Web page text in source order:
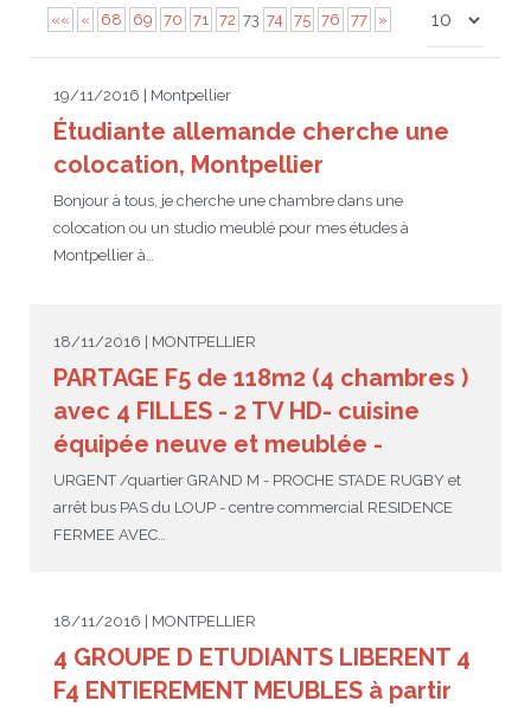
Perfectionnement
Cours thématiques
Atelier de chant
Formation professionnelle
Cours particuliers
Stages intensifs
Centre d’examens
Inscriptions et tarifs
Matériel pédagogique
Formation des enseignants
Infos pour les parents
Section Internationale Allemand
AbiBac
Onleihe – Prêt en ligne
Conseil de mobilité
Coaching individuel
Point info
Volontariat écologique
Petites annonces
Parcourir les annonces
Rédiger une annonce
Brieffreunde@correspondants
Classe@Klasse
Anmeldung für deutsche Klassen
Actualités
Equipe de Montpellier
Equipe de Heidelberg
Jumelage Heidelberg / Montpellier
50 ans en 2016
Maison de Montpellier
Plan d’accès
Coopérations culturelles et pédagogiques
Réseaux franco-allemands en LR
Réseau d’affaires
Liens utiles
Les Mystères de Heidelberg
99Ballons
«« « 68 69 70 71 72 73 74 75 76 77 »
19/11/2016 | Montpellier
Étudiante allemande cherche une
colocation, Montpellier
Bonjour à tous, je cherche une chambre dans une
colocation ou un studio meublé pour mes études à
Montpellier à…
18/11/2016 | MONTPELLIER
PARTAGE F5 de 118m2 (4 chambres )
avec 4 FILLES - 2 TV HD- cuisine
équipée neuve et meublée -
URGENT /quartier GRAND M - PROCHE STADE RUGBY et
arrêt bus PAS du LOUP - centre commercial RESIDENCE
FERMEE AVEC…
18/11/2016 | MONTPELLIER
4 GROUPE D ETUDIANTS LIBERENT 4
F4 ENTIEREMENT MEUBLES à partir